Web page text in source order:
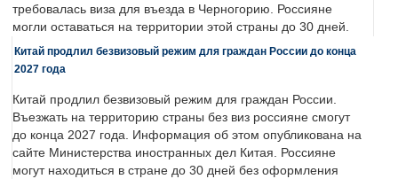
требовалась виза для въезда в Черногорию. Россияне
могли оставаться на территории этой страны до 30 дней.
Китай продлил безвизовый режим для граждан России до конца
2027 года
Китай продлил безвизовый режим для граждан России.
Въезжать на территорию страны без виз россияне смогут
до конца 2027 года. Информация об этом опубликована на
сайте Министерства иностранных дел Китая. Россияне
могут находиться в стране до 30 дней без оформления